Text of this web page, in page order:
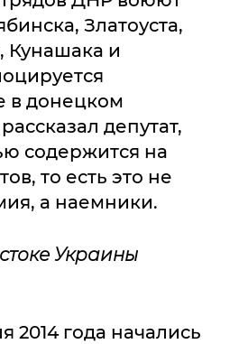
Златоуста,
Кунашака и
в донецком
депутат,
содержится на
то есть это не
а наемники.
Украины
2014 года начались